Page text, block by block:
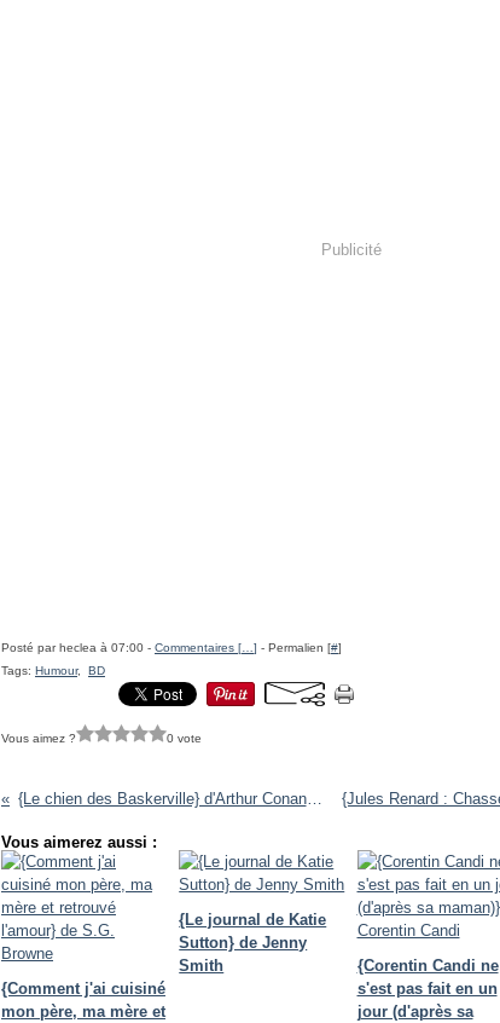
Publicité
Posté par heclea à 07:00 - Commentaires [ ] - Permalien [#]
Tags: Humour, BD
Vous aimez ? 0 vote
{Le chien des Baskerville} d'Arthur Conan Doyle - CDP Wild Reading
Vous aimerez aussi :
{Comment j'ai cuisiné
mon père, ma mère et
{Le journal de Katie
Sutton} de Jenny
Smith
{Corentin Candi ne
s'est pas fait en un
jour (d'après sa